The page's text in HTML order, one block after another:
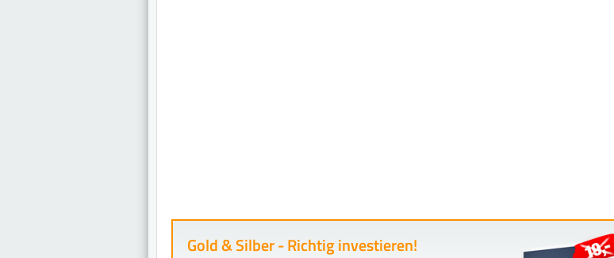
Gold & Silber - Richtig investieren!